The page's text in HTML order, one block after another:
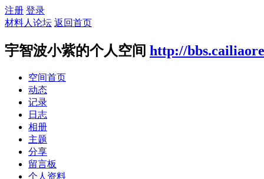
注册 登录
材料人论坛 返回首页
宇智波小紫的个人空间 http://
空间首页
动态
记录
日志
相册
主题
分享
留言板
个人资料